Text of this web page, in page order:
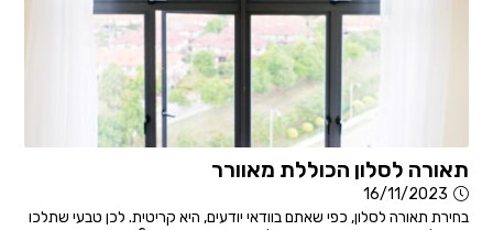
תאורה לסלון הכוללת מאוורר
16/11/2023
בחירת תאורה לסלון, כפי שאתם בוודאי יודעים, היא קריטית. לכן טבעי שתלכו